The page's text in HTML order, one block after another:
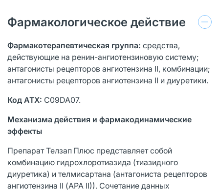
Фармакологическое действие
Фармакотерапевтическая группа: средства,
действующие на ренин-ангиотензиновую систему;
антагонисты рецепторов ангиотензина II, комбинации;
антагонисты рецепторов ангиотензина II и диуретики.
Код АТХ: С09DА07.
Механизма действия и фармакодинамические
эффекты
Препарат Телзап Плюс представляет собой
комбинацию гидрохлоротиазида (тиазидного
диуретика) и телмисартана (антагониста рецепторов
ангиотензина II (АРА II)). Сочетание данных